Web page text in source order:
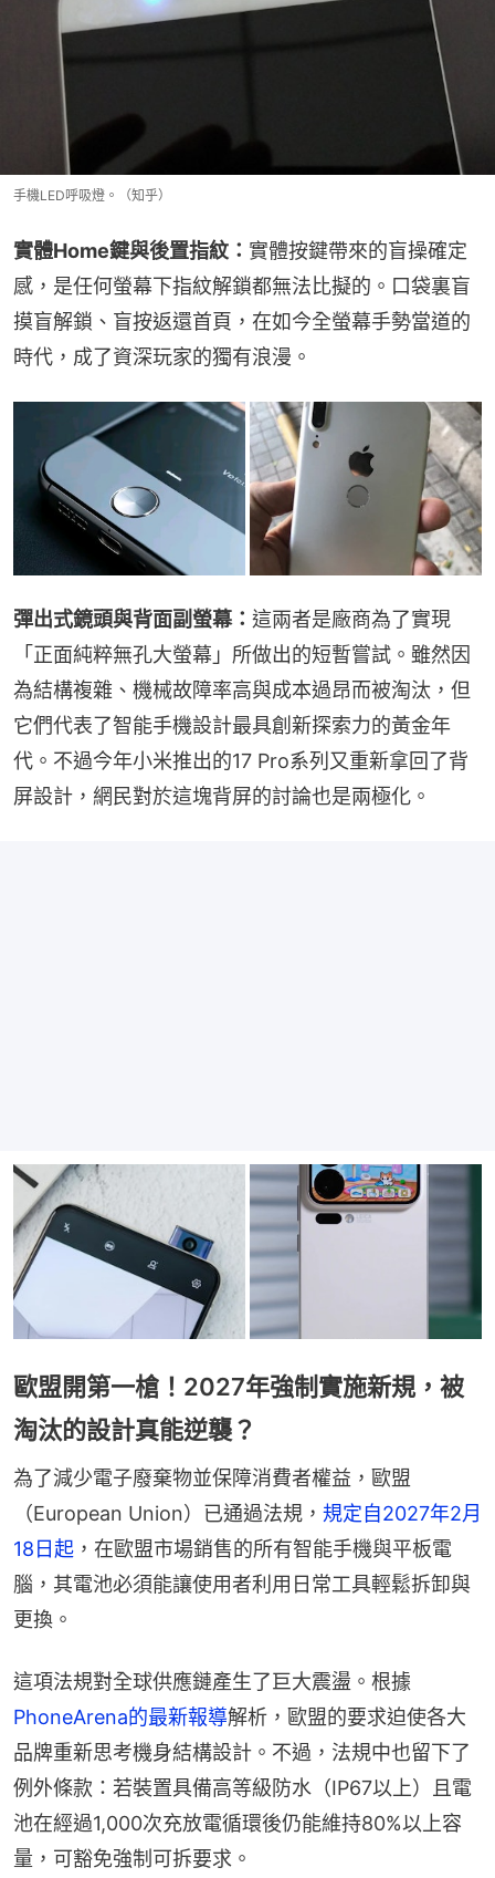
手機LED呼吸燈。（知乎）
實體Home鍵與後置指紋： 實體按鍵帶來的盲操確定
感，是任何螢幕下指紋解鎖都無法比擬的。口袋裏盲
摸盲解鎖、盲按返還首頁，在如今全螢幕手勢當道的
時代，成了資深玩家的獨有浪漫。
彈出式鏡頭與背面副螢幕： 這兩者是廠商為了實現
「正面純粹無孔大螢幕」所做出的短暫嘗試。雖然因
為結構複雜、機械故障率高與成本過昂而被淘汰，但
它們代表了智能手機設計最具創新探索力的黃金年
代。不過今年小米推出的17 Pro系列又重新拿回了背
屏設計，網民對於這塊背屏的討論也是兩極化。
歐盟開第一槍！2027年強制實施新規，被
淘汰的設計真能逆襲？
為了減少電子廢棄物並保障消費者權益，歐盟
（European Union）已通過法規， 規定自2027年2月
18日起 ，在歐盟市場銷售的所有智能手機與平板電
腦，其電池必須能讓使用者利用日常工具輕鬆拆卸與
更換。
這項法規對全球供應鏈產生了巨大震盪。根據
PhoneArena的最新報導解析，歐盟的要求迫使各大
品牌重新思考機身結構設計。不過，法規中也留下了
例外條款：若裝置具備高等級防水（IP67以上）且電
池在經過1,000次充放電循環後仍能維持80%以上容
量，可豁免強制可拆要求。